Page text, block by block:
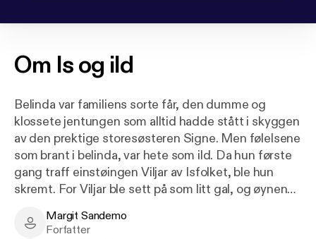
Om Is og ild
Belinda var familiens sorte får, den dumme og
klossete jentungen som alltid hadde stått i skyggen
av den prektige storesøsteren Signe. Men følelsene
som brant i belinda, var hete som ild. Da hun første
gang traff einstøingen Viljar av Isfolket, ble hun
skremt. For Viljar ble sett på som litt gal, og øynene
Margit Sandemo - Author
Margit Sandemo
Forfatter